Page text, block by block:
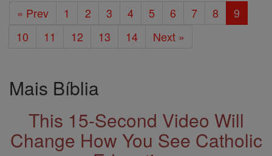
« Prev 1 2 3 4 5 6 7 8
9
10
11 12 13 14 Next »
Mais Bíblia
This 15-Second Video Will
Change How You See Catholic